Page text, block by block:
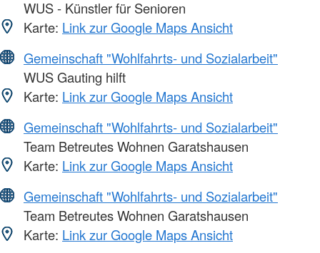
WUS - Künstler für Senioren
Karte: Link zur Google Maps Ansicht
Gemeinschaft "Wohlfahrts- und Sozialarbeit"
WUS Gauting hilft
Karte: Link zur Google Maps Ansicht
Gemeinschaft "Wohlfahrts- und Sozialarbeit"
Team Betreutes Wohnen Garatshausen
Karte: Link zur Google Maps Ansicht
Gemeinschaft "Wohlfahrts- und Sozialarbeit"
Team Betreutes Wohnen Garatshausen
Karte: Link zur Google Maps Ansicht